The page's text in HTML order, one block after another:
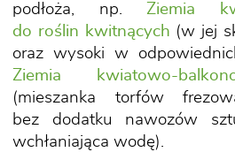
podłoża, np.Ziemia
do roślin kwitnących (w jej
oraz wysoki w
Ziemia kwiatowo-
(mieszanka torfów
bez dodatku nawozów
wchłaniająca wodę).